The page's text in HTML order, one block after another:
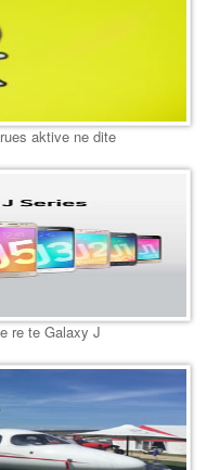
aktive ne dite
re te Galaxy J